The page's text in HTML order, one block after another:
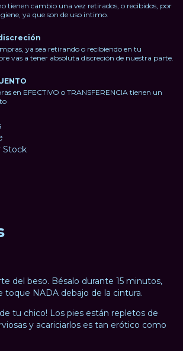
tienen cambio una vez retirados, o recibidos, por
ya que son de uso intimo.
ya sea retirando o recibiendo en tu
vas a tener absoluta discreción de nuestra parte.
en EFECTIVO o TRANSFERENCIA tienen un
Stock
del beso. Bésalo durante 15 minutos,
toque NADA debajo de la cintura.
de tu chico! Los pies están repletos de
y acariciarlos es tan erótico como